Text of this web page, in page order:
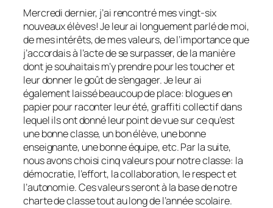
Mercredi dernier, j’ai rencontré mes vingt-six
nouveaux élèves! Je leur ai longuement parlé de moi,
de mes intérêts, de mes valeurs, de l’importance que
j’accordais à l’acte de se surpasser, de la manière
dont je souhaitais m’y prendre pour les toucher et
leur donner le goût de s’engager. Je leur ai
également laissé beaucoup de place: blogues en
papier pour raconter leur été, graffiti collectif dans
lequel ils ont donné leur point de vue sur ce qu’est
une bonne classe, un bon élève, une bonne
enseignante, une bonne équipe, etc. Par la suite,
nous avons choisi cinq valeurs pour notre classe: la
démocratie, l’effort, la collaboration, le respect et
l’autonomie. Ces valeurs seront à la base de notre
charte de classe tout au long de l’année scolaire.